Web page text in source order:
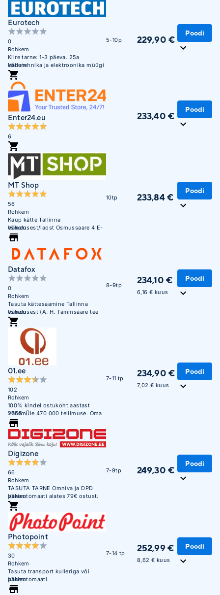
Eurotech
0
Rohkem
Kiire tarne: 1-3 päeva. 25a
kodutehnika ja elektroonika müügi
kogemust. Suurtele
kodumasinatele Tallinnas ja
lähiümbruses lisateenused -
tarnsport tuppa, paigaldus, vana
seadme äravedu, pakendi äravedu.
Vähem
5-10p 229,90 €
Poodi
Enter24.eu
6
233,40 €
Poodi
MT Shop
56
Rohkem
Kaup kätte Tallinna
esindusest/laost Osmussaare 4 E-
R 10:00 - 17:00
Vähem
10tp 233,84 €
Poodi
Datafox
0
Rohkem
Tasuta kättesaamine Tallinna
esindusest (A. H. Tammsaare tee
47). E-R 09:00 - 17:00
Vähem
8-9tp 234,10 €
6,16 € kuus
Poodi
01.ee
102
Rohkem
100% kindel ostukoht aastast
2005. Üle 470 000 tellimuse. Oma
ladu 850m2.
Vähem
7-11 tp 234,90 €
7,02 € kuus
Poodi
Digizone
66
Rohkem
TASUTA TARNE Omniva ja DPD
pakiautomaati alates 79€ ostust.
Soodne järelmaks. Krediitkaardiga
makse võimalus. Üle 450 000
täidetud tellimuse. Usaldusväärne
veebikaubamaja juba aastast 2003.
Vähem
7-9tp 249,30 €
Poodi
Photopoint
30
Rohkem
Tasuta transport kulleriga või
pakiautomaati.
Vähem
7-14 tp 252,99 €
8,62 € kuus
Poodi